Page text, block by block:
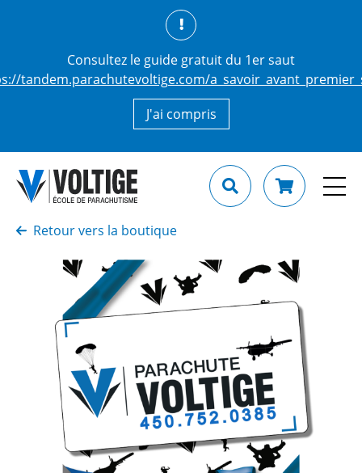
Consultez le guide gratuit du 1er saut
tandem.parachutevoltige.com/
J'ai compris
Retour vers la boutique